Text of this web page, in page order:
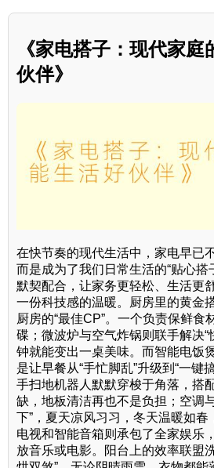
《家电搭子：现代家
伙伴》
在快节奏的现代生活中，家电早已
而是成为了我们日常生活的“贴心搭
默契配合，让家务更轻松、生活更
一份科技感的温暖。厨房里的黄金
厨房的“最佳CP”。一个负责保鲜食
碟；微波炉与空气炸锅则联手解决“
钟就能变出一桌美味。而智能电饭
是让早餐从“手忙脚乱”升级到“一键
手扫地机器人默默穿梭于角落，搭
缺，地板清洁再也不是负担；空调
下”，夏天凉风习习，冬天温暖如春
电视和智能音箱则承包了全家娱乐
放音乐或电影。阳台上的效率联盟